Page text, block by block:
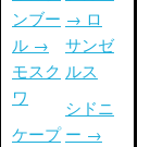
ンブー
ル →
モスク
ワ
ケープ
→ ロ
サンゼ
ルス
シドニ
ー →